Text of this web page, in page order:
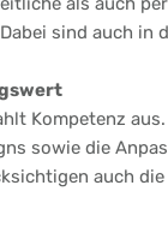
sind auch in
Kompetenz
sowie die
auch